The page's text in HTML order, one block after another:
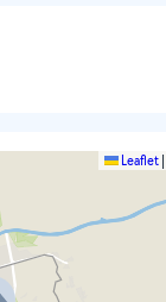
Leaflet